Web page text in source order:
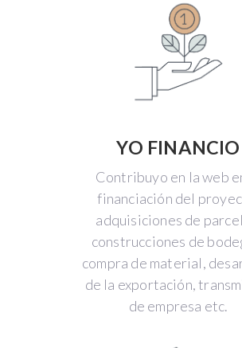
YO FINANCIO
Contribuyo en la web
financiación del
adquisiciones de
construcciones de
compra de material,
de la exportación,
de empresa etc.